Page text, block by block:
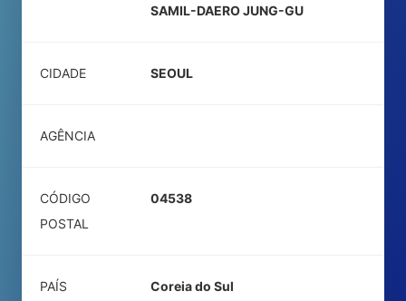
SAMIL-DAERO JUNG-GU
CIDADE SEOUL
AGÊNCIA
CÓDIGO
POSTAL
04538
PAÍS Coreia do Sul